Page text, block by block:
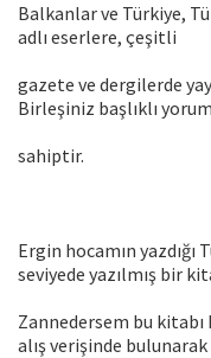
Balkanlar ve Türkiye,
adlı eserlere, çeşitli
gazete ve dergilerde
Birleşiniz başlıklı
sahiptir.
Ergin hocamın
seviyede yazılmış bir
Zannedersem bu
alış verişinde bulunarak